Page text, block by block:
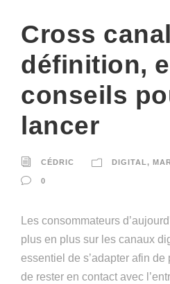
Cross
définition,
conseils
lancer
CÉDRIC DIGITAL ,
0
Les consommateurs
plus en plus sur les canaux
essentiel de s’adapter afin
de rester en contact avec